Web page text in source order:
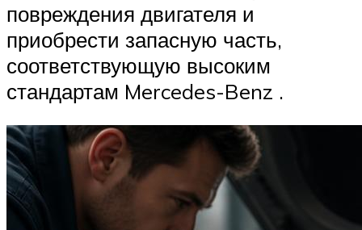
повреждения двигателя и
приобрести запасную часть,
соответствующую высоким
стандартам Mercedes-Benz .